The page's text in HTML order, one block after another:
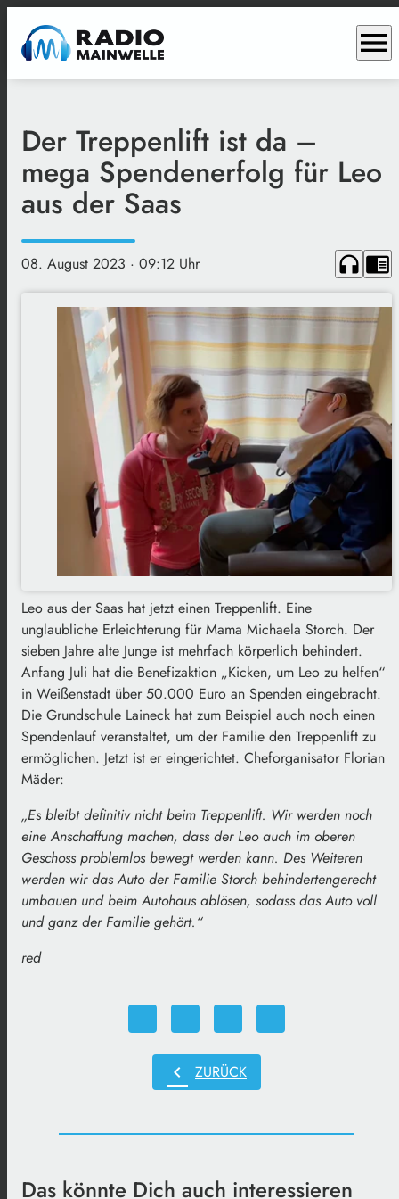
menu
Der Treppenlift ist da –
mega Spendenerfolg für Leo
aus der Saas
08. August 2023 · 09:12 Uhr headphones chrome_reader_mode
Leo aus der Saas hat jetzt einen Treppenlift. Eine
unglaubliche Erleichterung für Mama Michaela Storch. Der
sieben Jahre alte Junge ist mehrfach körperlich behindert.
Anfang Juli hat die Benefizaktion „Kicken, um Leo zu helfen“
in Weißenstadt über 50.000 Euro an Spenden eingebracht.
Die Grundschule Laineck hat zum Beispiel auch noch einen
Spendenlauf veranstaltet, um der Familie den Treppenlift zu
ermöglichen. Jetzt ist er eingerichtet. Cheforganisator Florian
Mäder:
„Es bleibt definitiv nicht beim Treppenlift. Wir werden noch
eine Anschaffung machen, dass der Leo auch im oberen
Geschoss problemlos bewegt werden kann. Des Weiteren
werden wir das Auto der Familie Storch behindertengerecht
umbauen und beim Autohaus ablösen, sodass das Auto voll
und ganz der Familie gehört.“
red
chevron_left ZURÜCK
Das könnte Dich auch interessieren